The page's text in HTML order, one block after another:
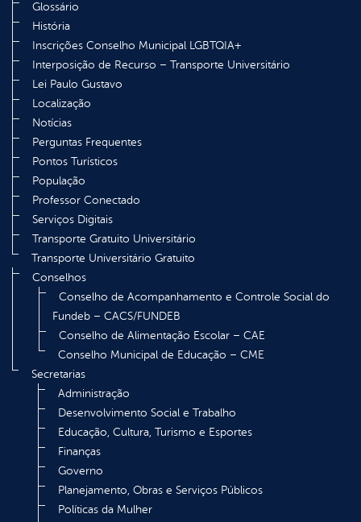
Glossário
História
Inscrições Conselho Municipal LGBTQIA+
Interposição de Recurso – Transporte Universitário
Lei Paulo Gustavo
Localização
Notícias
Perguntas Frequentes
Pontos Turísticos
População
Professor Conectado
Serviços Digitais
Transporte Gratuito Universitário
Transporte Universitário Gratuito
Conselhos
Conselho de Acompanhamento e Controle Social do
Fundeb – CACS/FUNDEB
Conselho de Alimentação Escolar – CAE
Conselho Municipal de Educação – CME
Secretarias
Administração
Desenvolvimento Social e Trabalho
Educação, Cultura, Turismo e Esportes
Finanças
Governo
Planejamento, Obras e Serviços Públicos
Políticas da Mulher